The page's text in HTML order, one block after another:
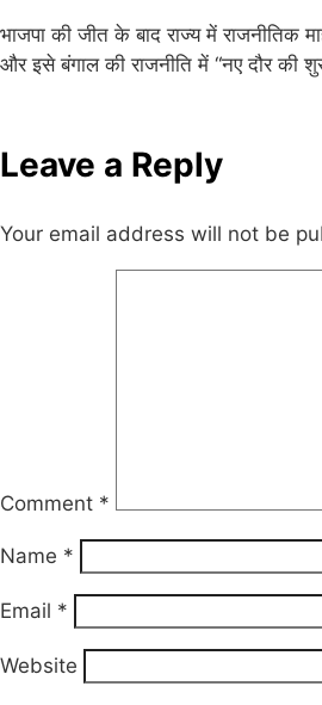
भाजपा की जीत के बाद राज्य में राजनीतिक
और इसे बंगाल की राजनीति में “नए दौर
Leave a Reply
Your email address will not be
Comment *
Name *
Email *
Website